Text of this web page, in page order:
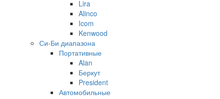
Lira
Alinco
Icom
Kenwood
Си-Би диапазона
Портативные
Alan
Беркут
President
Автомобильные